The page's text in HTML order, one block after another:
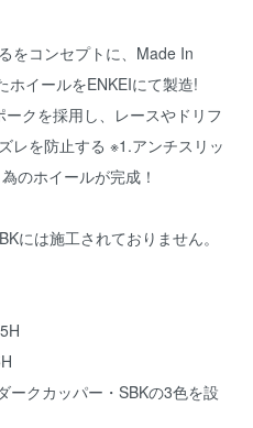
をコンセプトに、Made In
ホイールをENKEIにて製造!
クを採用し、レースやドリフ
レを防止する ※1.アンチスリッ
のホイールが完成！
には施工されておりません。
ークカッパー・SBKの3色を設